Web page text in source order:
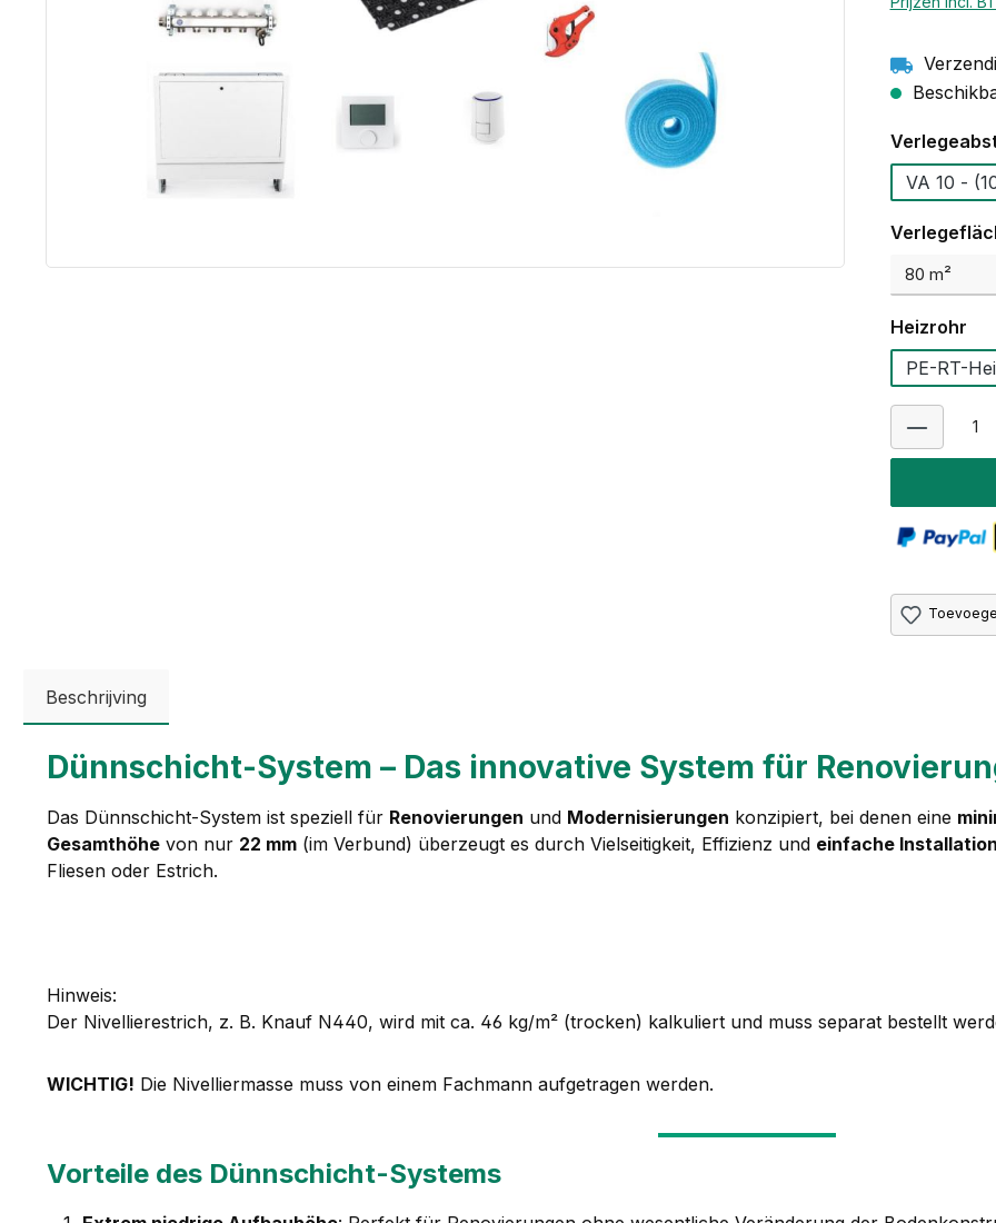
Selecteer
VA
Selecteer
Selecteer
Heizrohr
PE-RT-
Beschrijving
Dünnschicht-System – Das innovative System für
Das Dünnschicht-System ist speziell für Renovierungen und Modernisierungen konzipiert, bei denen eine
Gesamthöhe von nur 22 mm (im Verbund) überzeugt es durch Vielseitigkeit, Effizienz und einfache Installation
Fliesen oder Estrich.
Hinweis:
Der Nivellierestrich, z. B. Knauf N440, wird mit ca. 46 kg/m² (trocken) kalkuliert und muss separat bestellt
WICHTIG! Die Nivelliermasse muss von einem Fachmann aufgetragen werden.
Vorteile des Dünnschicht-Systems